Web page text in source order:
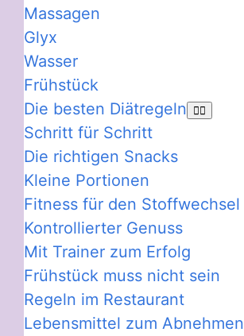
Massagen
Glyx
Wasser
Frühstück
Die besten Diätregeln
Schritt für Schritt
Die richtigen Snacks
Kleine Portionen
Fitness für den Stoffwechsel
Kontrollierter Genuss
Mit Trainer zum Erfolg
Frühstück muss nicht sein
Regeln im Restaurant
Lebensmittel zum Abnehmen